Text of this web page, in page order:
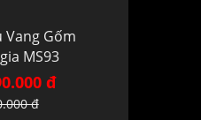
Vang Gốm
MS93
đ
đ